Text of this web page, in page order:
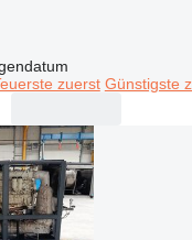
zuerst Günstigste